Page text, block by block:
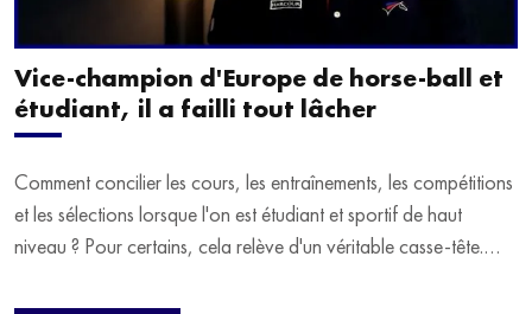
Vice-champion d'Europe de horse-ball et
étudiant, il a failli tout lâcher
Comment concilier les cours, les entraînements, les compétitions
et les sélections lorsque l'on est étudiant et sportif de haut
niveau ? Pour certains, cela relève d'un véritable casse-tête.